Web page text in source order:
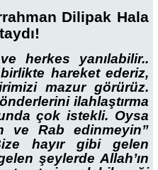
Dilipak Hala
herkes yanılabilir..
hareket ederiz,
mazur görürüz.
ilahlaştırma
çok istekli. Oysa
ve Rab edinmeyin”
hayır gibi gelen
şeylerde Allah’ın